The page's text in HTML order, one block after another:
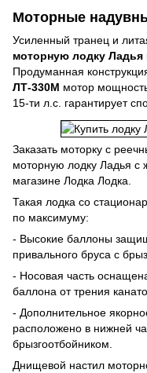
Моторные
Усиленный транец и
моторную лодку Ладья
Продуманная
ЛТ-330М мотор
15-ти л.с. гарантирует
Заказать моторку с
моторную лодку Ладья с
магазине Лодка Лодка.
Такая лодка со
по максимуму:
- Высокие баллоны
привального бруса с
- Носовая часть
баллона от трения
- Дополнительное
расположено в нижней
брызгоотбойником.
Днищевой настил